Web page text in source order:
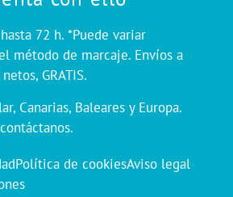
72 h. *Puede variar
método de marcaje. Envíos a
GRATIS.
Canarias, Baleares y Europa.
Política de cookiesAviso legal